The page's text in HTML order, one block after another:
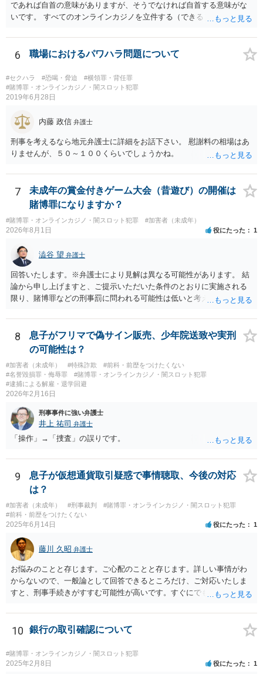
であれば自首の意味がありますが、そうでなければ自首する意味がな
いです。 すべてのオンラインカジノを立件する（できる）わけでもな
6 職場におけるパワハラ問題について
#セクハラ #恐喝・脅迫
#横領罪・背任罪
#賭博罪・オンラインカジノ・闇スロット犯罪
2019年6月28日
内藤 政信 弁護士
刑事を考えるなら地元弁護士に詳細をお話下さい。 慰謝料の相場はあ
りませんが、５０～１００くらいでしょうかね。
7
未成年の賞金付きゲーム大会（昔遊び）の開催は
賭博罪になりますか？
#賭博罪・オンラインカジノ・闇スロット犯罪 #加害者（未成年）
2026年8月1日 役にたった 1
澁谷 望 弁護士
回答いたします。※弁護士により見解は異なる可能性があります。 結
論から申し上げますと、ご提示いただいた条件のとおりに実施される
限り、賭博罪などの刑事罰に問われる可能性は低いと考えられます
答】 賭博罪は、参加者が互いに財物を賭けてその得喪を争う場合に成
立します。 質問者様がご自身のポケットマネーから懸賞として賞金を
出し、参加者からの参加費が全額会場レンタル費用に充てられて賞金
原資と完全に分離されている場合、参加者が自らの財物を失うリスク
が存在しないため賭博罪には該当しないとする見解が一般的です。ま
た、利益を得る目的もないため賭博場開帳図利罪も成立しないと考え
られます。 【質問2への回答】 刑事上の問題は生じにくいものの、民
は事業者が顧客を誘引するためのものではないため対象外と考えられ
ますが、自治会館の利用規約（目的外利用や金銭徴収の可否など）へ
の抵触が問題となることがあります。 【質問3への回答】 主催者とし
とを明確にしておくことが大切です。また、自治会館の管理者に対
し、参加費の集金を含む利用目的を事前に正確に伝えて了解を得てお
8
息子がフリマで偽サイン販売、少年院送致や実刑
の可能性は？
#加害者（未成年） #特殊詐欺
#前科・前歴をつけたくない
#名誉毀損罪・侮辱罪
#賭博罪・オンラインカジノ・闇スロット犯罪
#逮捕による解雇・退学回避
2026年2月16日
刑事事件に強い弁護士
井上 祐司 弁護士
「操作」→「捜査」の誤りです。
9
息子が仮想通貨取引疑惑で事情聴取、今後の対応
は？
#加害者（未成年） #刑事裁判
#賭博罪・オンラインカジノ・闇スロット犯罪
#前科・前歴をつけたくない
2025年6月14日 役にたった 1
藤川 久昭 弁護士
お悩みのことと存じます。ご心配のことと存じます。詳しい事情がわ
からないので、一般論として回答できるところだけ、ご対応いたしま
すと、刑事手続きがすすむ可能性が高いです。すぐにでも弁護士に直
明するために、良い知恵を得るには必要だからです。刑事問題は早い
対応が不可欠です。すぐにでも、この手の問題に精通した弁護士等
になりますよう祈念しております。お力になりたいと思います。
10 銀行の取引確認について
#賭博罪・オンラインカジノ・闇スロット犯罪
2025年2月8日 役にたった 1